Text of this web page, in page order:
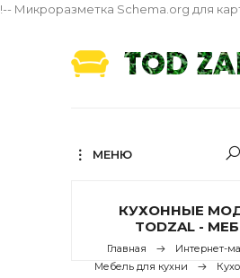
!-- Микроразметка Schema.org для
МЕНЮ
КУХОННЫЕ
TODZAL -
Главная
Интернет-
Мебель для кухни